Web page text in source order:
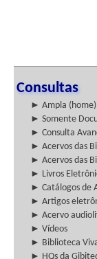
Consultas
► Ampla (home)
► Somente
► Consulta
► Acervos das
► Acervos das
► Livros
► Catálogos de
► Artigos
► Acervo
► Vídeos
► Biblioteca
► HQs da